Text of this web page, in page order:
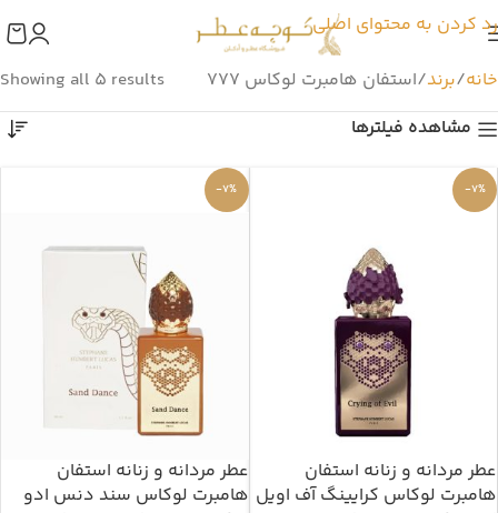
رد کردن به محتوای اصلی
خانه برند استفان هامبرت لوکاس 777
Showing all 5 results
مشاهده فیلترها
-7%
عطر مردانه و زنانه استفان
هامبرت لوکاس کرایینگ آف اویل
-7%
عطر مردانه و زنانه استفان
هامبرت لوکاس سند دنس ادو